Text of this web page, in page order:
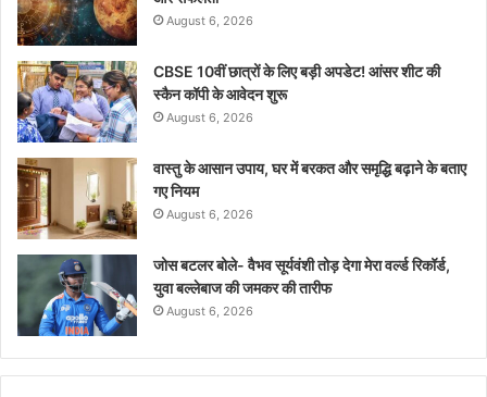
August 6, 2026
CBSE 10वीं छात्रों के लिए बड़ी अपडेट! आंसर शीट की
स्कैन कॉपी के आवेदन शुरू
August 6, 2026
वास्तु के आसान उपाय, घर में बरकत और समृद्धि बढ़ाने के बताए
गए नियम
August 6, 2026
जोस बटलर बोले- वैभव सूर्यवंशी तोड़ देगा मेरा वर्ल्ड रिकॉर्ड,
युवा बल्लेबाज की जमकर की तारीफ
August 6, 2026